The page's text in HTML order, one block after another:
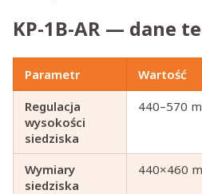
KP-1B-AR — dane
Parametr
Wartość
Regulacja
wysokości
siedziska
440–570
Wymiary
siedziska
440×460